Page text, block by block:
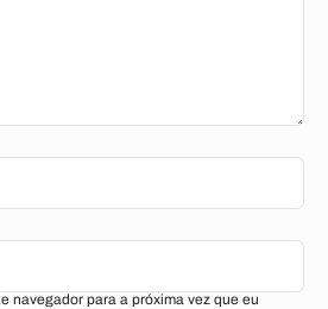
navegador para a próxima vez que eu